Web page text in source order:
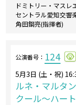
ドミトリー・マスレ
セントラル愛知交響
角田鋼亮(指揮者)
公演番号： 124
5月3日 (土・祝)
ルネ・マルタ
クール～ハー